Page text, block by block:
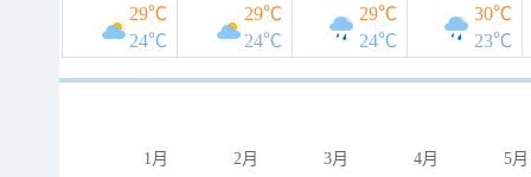
29℃
24℃
29℃
24℃
29℃
24℃
30℃
23℃
1月 2月 3月 4月 5月